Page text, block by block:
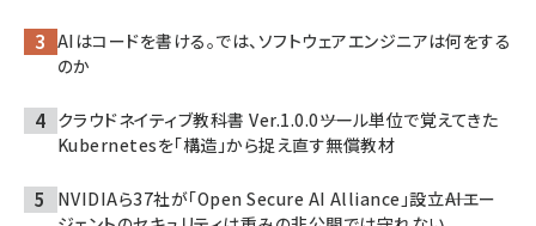
AIはコードを書ける。では、ソフトウェアエンジニアは何をする
のか
クラウドネイティブ教科書 Ver.1.0.0――ツール単位で覚えてきた
Kubernetesを「構造」から捉え直す無償教材
NVIDIAら37社が「Open Secure AI Alliance」設立――AIエー